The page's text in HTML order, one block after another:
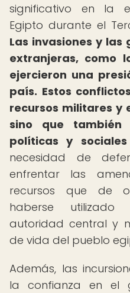
significativo en la
Egipto durante el
Las invasiones y
extranjeras, como
ejercieron una
país. Estos
recursos militares y
sino que también
políticas y
necesidad de
enfrentar las
recursos que de
haberse
autoridad central y
de vida del pueblo
Además, las
la confianza en el